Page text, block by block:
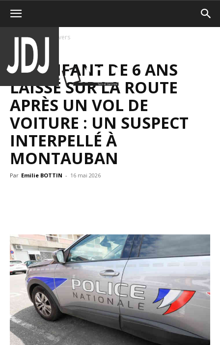
Accueil Faits divers
FAITS DIVERS
UN ENFANT DE 6 ANS
LAISSÉ SUR LA ROUTE
APRÈS UN VOL DE
VOITURE : UN SUSPECT
INTERPELLÉ À
MONTAUBAN
Par Emilie BOTTIN - 16 mai 2026